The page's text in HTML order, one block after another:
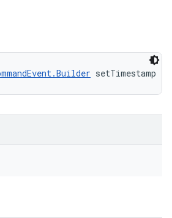
setTimestamp